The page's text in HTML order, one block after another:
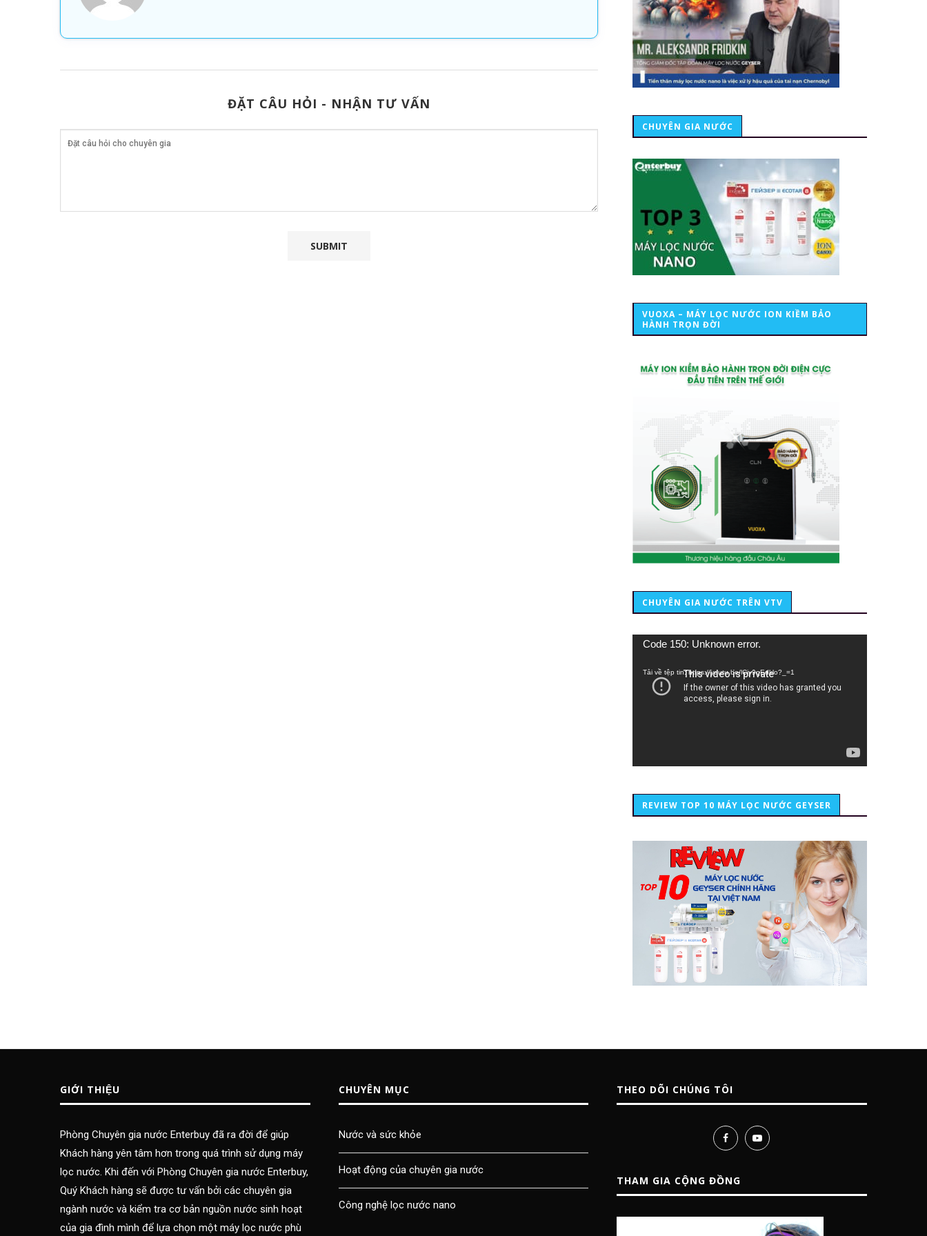
ĐẶT CÂU HỎI - NHẬN TƯ VẤN
CHUYÊN GIA NƯỚC
VUOXA – MÁY LỌC NƯỚC ION KIỀM BẢO
HÀNH TRỌN ĐỜI
CHUYÊN GIA NƯỚC TRÊN VTV
Trình
Code 150: Unknown error.
Tải về tệp tin: https://youtu.be/lCiy9qEdklo?_=1
REVIEW TOP 10 MÁY LỌC NƯỚC GEYSER
GIỚI THIỆU
Phòng Chuyên gia nước Enterbuy đã ra đời để giúp
Khách hàng yên tâm hơn trong quá trình sử dụng máy
lọc nước. Khi đến với Phòng Chuyên gia nước Enterbuy,
Quý Khách hàng sẽ được tư vấn bởi các chuyên gia
ngành nước và kiểm tra cơ bản nguồn nước sinh hoạt
của gia đình mình để lựa chọn một máy lọc nước phù
CHUYÊN MỤC
Nước và sức khỏe
Hoạt động của chuyên gia nước
Công nghệ lọc nước nano
THEO DÕI CHÚNG TÔI
THAM GIA CỘNG ĐỒNG